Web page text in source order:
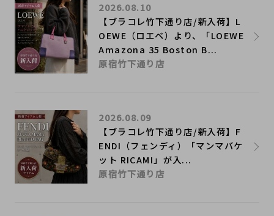
【ブラコレ竹下通り店/新入荷】L
OEWE（ロエベ）より、「LOEWE
Amazona 35 Boston B...
2026.08.10
原宿竹下通り店
【ブラコレ竹下通り店/新入荷】F
ENDI（フェンディ）「マンマバケ
ット RICAMI」が入...
2026.08.09
原宿竹下通り店